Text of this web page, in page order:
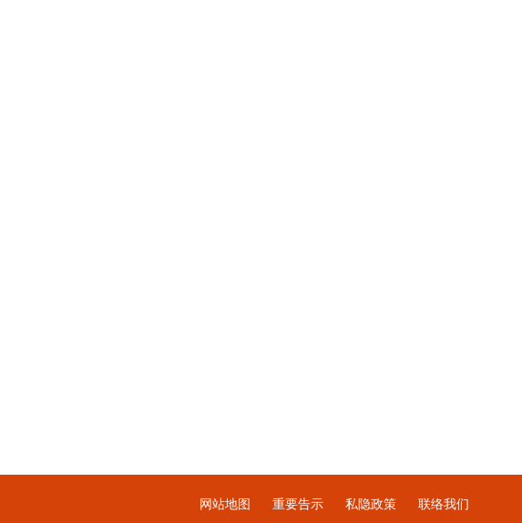
网站地图 重要告示 私隐政策 联络我们